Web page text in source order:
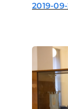
2019-09-